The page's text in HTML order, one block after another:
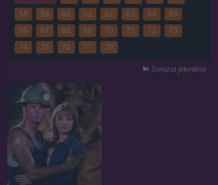
58
59 60 61 62 63 64
65
66
67 68 69 70 71 72
73
74
75 76 77 78
Sorozat jelentése